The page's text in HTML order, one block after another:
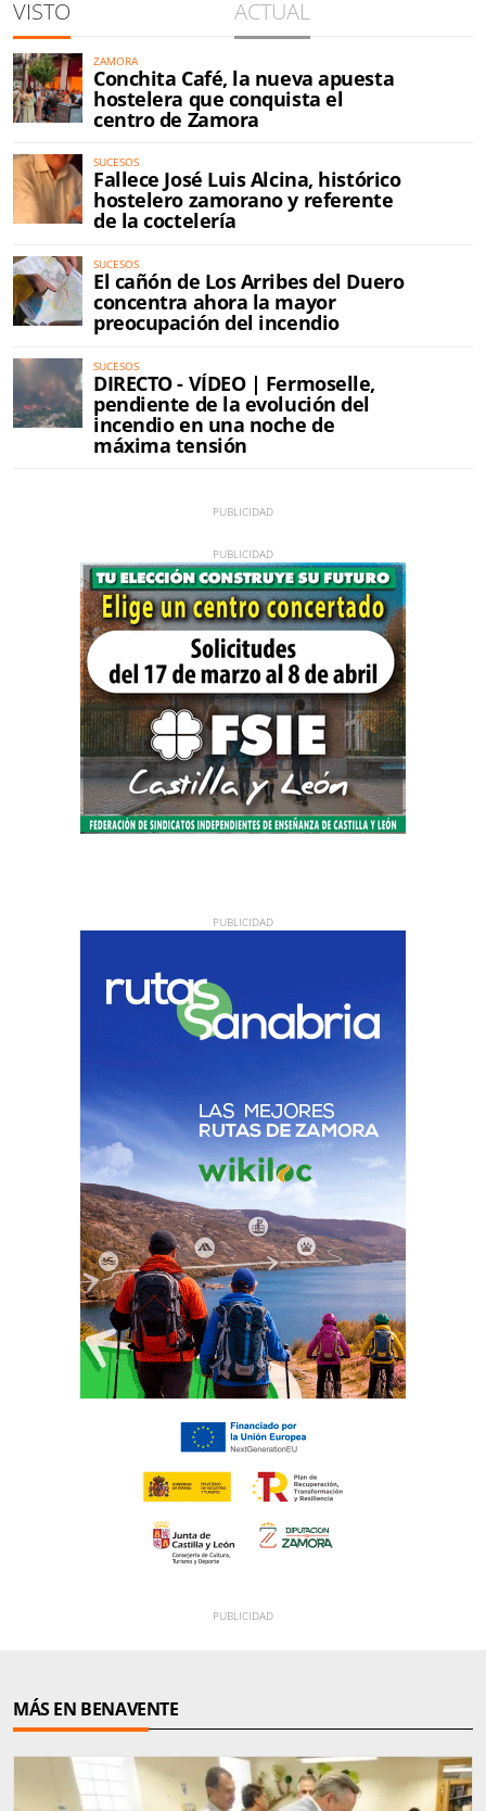
VISTO ACTUAL
ZAMORA
Conchita Café, la nueva apuesta
hostelera que conquista el
centro de Zamora
SUCESOS
Fallece José Luis Alcina, histórico
hostelero zamorano y referente
de la coctelería
SUCESOS
El cañón de Los Arribes del Duero
concentra ahora la mayor
preocupación del incendio
SUCESOS
DIRECTO - VÍDEO | Fermoselle,
pendiente de la evolución del
incendio en una noche de
máxima tensión
MÁS EN BENAVENTE